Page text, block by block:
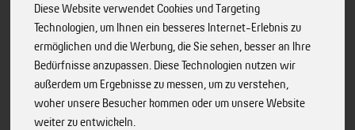
Diese Website verwendet Cookies und Targeting
Technologien, um Ihnen ein besseres Internet-Erlebnis zu
ermöglichen und die Werbung, die Sie sehen, besser an Ihre
Bedürfnisse anzupassen. Diese Technologien nutzen wir
außerdem um Ergebnisse zu messen, um zu verstehen,
woher unsere Besucher kommen oder um unsere Website
weiter zu entwickeln.